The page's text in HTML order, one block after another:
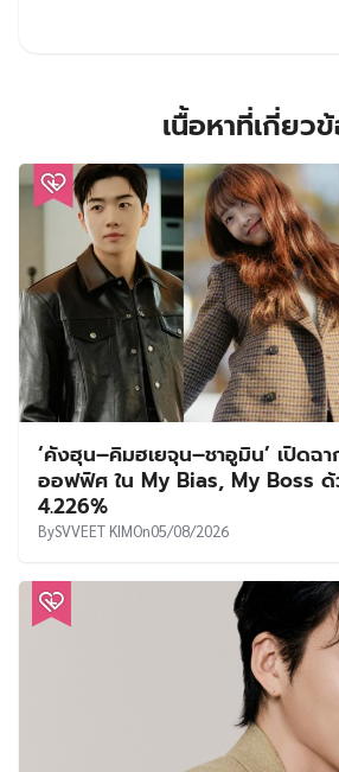
เนื้อหาที่เกี่ยว
‘คังฮุน–คิมฮเยจุน–ชาอูมิน’ เปิดฉ
ออฟฟิศ ใน My Bias, My Boss
4.226%
BySVVEET KIMOn05/08/2026